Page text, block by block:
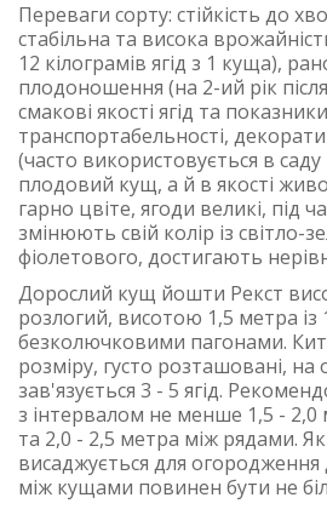
Переваги сорту: стійкість до
стабільна та висока
12 кілограмів ягід з 1 куща),
плодоношення (на 2-ий рік
смакові якості ягід та показники
транспортабельності,
(часто використовується в саду
плодовий кущ, а й в якості
гарно цвіте, ягоди великі, під
змінюють свій колір із світло-
фіолетового, достигають
Дорослий кущ йошти Рекст
розлогий, висотою 1,5 метра
безколючковими пагонами.
розміру, густо розташовані, на
зав'язується 3 - 5 ягід.
з інтервалом не менше 1,5 -
та 2,0 - 2,5 метра між рядами.
висаджується для огородження
між кущами повинен бути не